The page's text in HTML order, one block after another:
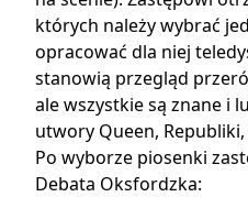
których należy wybrać
opracować dla niej
stanowią przegląd
ale wszystkie są znane i
utwory Queen,
Po wyborze piosenki
Debata Oksfordzka: